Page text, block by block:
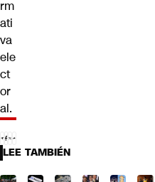
rm
ati
va
ele
ct
or
al.
LEE TAMBIÉN